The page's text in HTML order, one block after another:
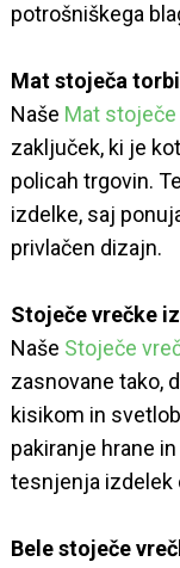
potrošniškega
Mat stoječa
Naše Mat
zaključek, ki je
policah trgovin.
izdelke, saj
privlačen dizajn.
Stoječe vrečke
Naše Stoječe
zasnovane tako,
kisikom in
pakiranje hrane
tesnjenja izdelek
Bele stoječe